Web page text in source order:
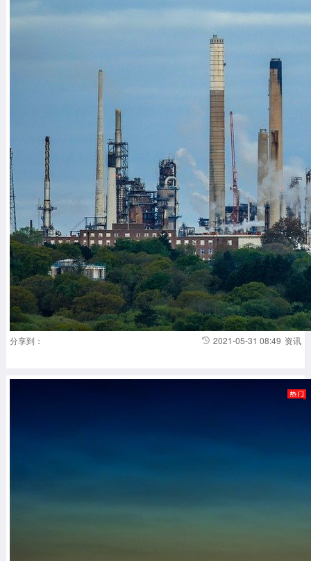
分享到： 资讯
2021-05-31 08:49